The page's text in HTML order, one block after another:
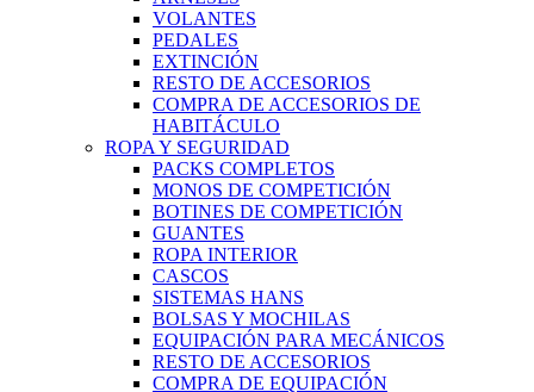
VOLANTES
PEDALES
EXTINCIÓN
RESTO DE ACCESORIOS
COMPRA DE ACCESORIOS DE
HABITÁCULO
ROPA Y SEGURIDAD
PACKS COMPLETOS
MONOS DE COMPETICIÓN
BOTINES DE COMPETICIÓN
GUANTES
ROPA INTERIOR
CASCOS
SISTEMAS HANS
BOLSAS Y MOCHILAS
EQUIPACIÓN PARA MECÁNICOS
RESTO DE ACCESORIOS
COMPRA DE EQUIPACIÓN